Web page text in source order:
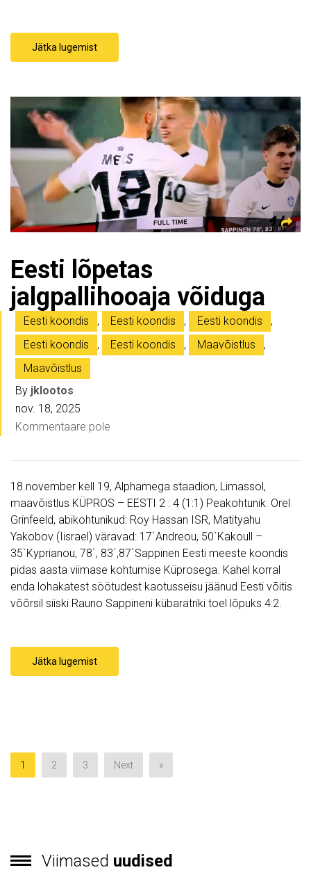
Jätka lugemist
Eesti lõpetas
jalgpallihooaja võiduga
Eesti koondis , Eesti koondis , Eesti koondis
,
Eesti koondis
, Eesti koondis , Maavõistlus
,
Maavõistlus
By jklootos
nov. 18, 2025
Kommentaare pole
18.november kell 19, Alphamega staadion, Limassol,
maavõistlus KÜPROS – EESTI 2 : 4 (1:1) Peakohtunik: Orel
Grinfeeld, abikohtunikud: Roy Hassan ISR, Matityahu
Yakobov (Iisrael) väravad: 17`Andreou, 50`Kakoull –
35`Kyprianou, 78`, 83`,87`Sappinen Eesti meeste koondis
pidas aasta viimase kohtumise Küprosega. Kahel korral
enda lohakatest söötudest kaotusseisu jäänud Eesti võitis
võõrsil siiski Rauno Sappineni kübaratriki toel lõpuks 4:2.
Jätka lugemist
1 2 3 Next »
Viimased uudised